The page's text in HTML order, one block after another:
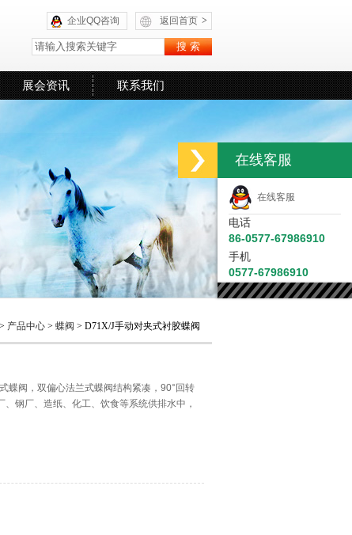
返回首页 >
企业QQ咨询
展会资讯 联系我们
> 产品中心 > 蝶阀 > D71X/J手动对夹式衬胶蝶阀
蝶阀，双偏心法兰式蝶阀结构紧凑，90°回转
钢厂、造纸、化工、饮食等系统供排水中，
在线客服
在线客服
电话
86-0577-67986910
手机
0577-67986910